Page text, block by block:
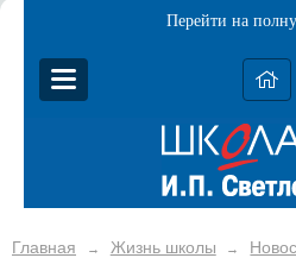
Перейти на
Главная → Жизнь школы →